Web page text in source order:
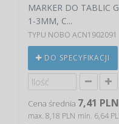
MARKER DO TABLIC
1-3MM, C...
TYPU NOBO ACN1902091
DO SPECYFIKACJI
Cena średnia 7,41 PLN
max. 8,18 PLN min. 6,64